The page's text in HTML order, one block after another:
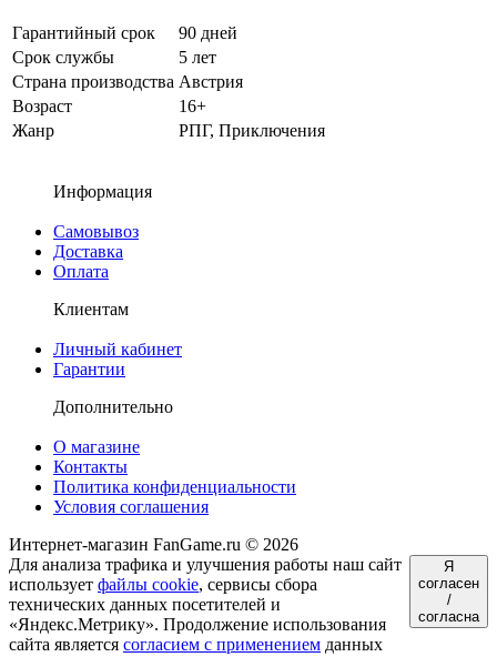
Гарантийный срок
90 дней
Срок службы
5 лет
Страна производства Австрия
Возраст
16+
Жанр
РПГ, Приключения
Информация
Самовывоз
Доставка
Оплата
Клиентам
Личный кабинет
Гарантии
Дополнительно
О магазине
Контакты
Политика конфиденциальности
Условия соглашения
Интернет-магазин FanGame.ru © 2026
Для анализа трафика и улучшения работы наш сайт
использует файлы cookie, сервисы сбора
технических данных посетителей и
«Яндекс.Метрику». Продолжение использования
сайта является согласием с применением данных
Я
согласен
/
согласна